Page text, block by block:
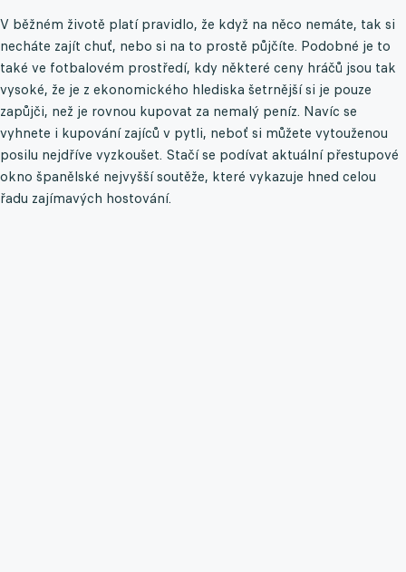
V běžném životě platí pravidlo, že když na něco nemáte, tak si
necháte zajít chuť, nebo si na to prostě půjčíte. Podobné je to
také ve fotbalovém prostředí, kdy některé ceny hráčů jsou tak
vysoké, že je z ekonomického hlediska šetrnější si je pouze
zapůjči, než je rovnou kupovat za nemalý peníz. Navíc se
vyhnete i kupování zajíců v pytli, neboť si můžete vytouženou
posilu nejdříve vyzkoušet. Stačí se podívat aktuální přestupové
okno španělské nejvyšší soutěže, které vykazuje hned celou
řadu zajímavých hostování.